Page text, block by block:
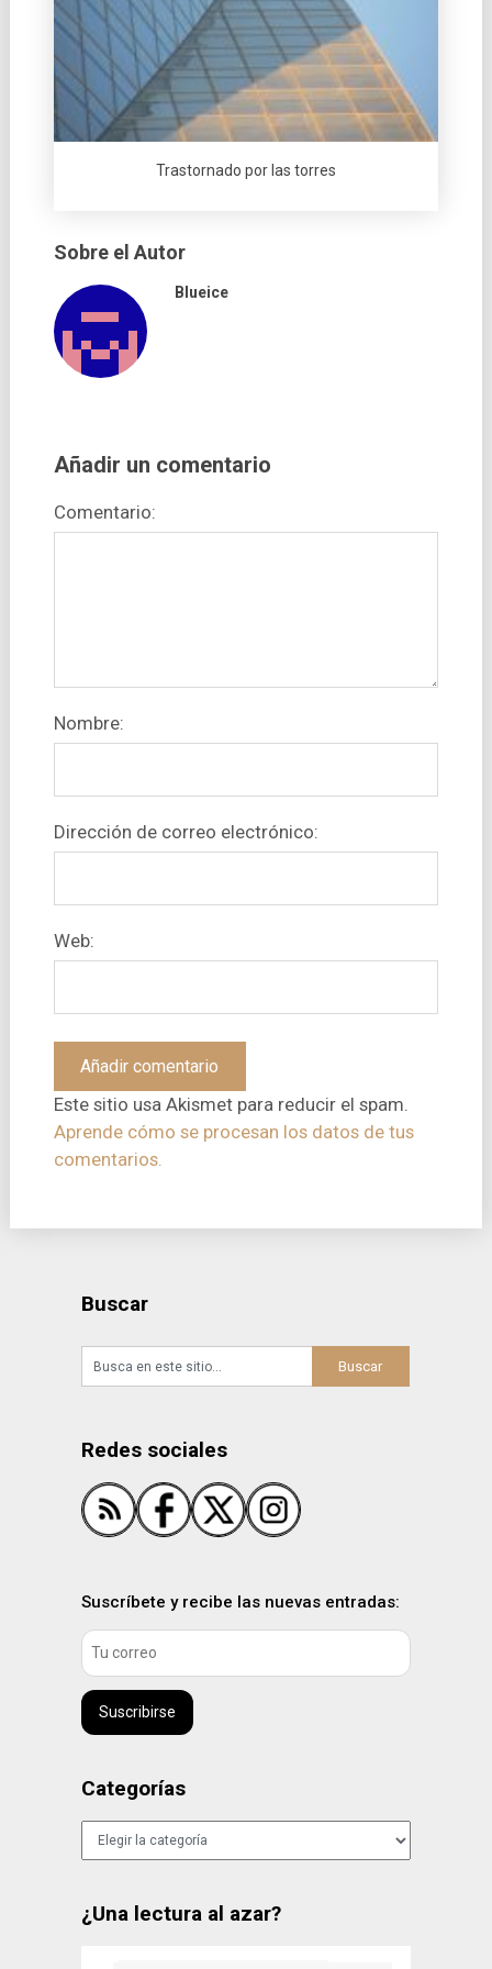
Trastornado por las torres
Sobre el Autor
Blueice
Añadir un comentario
Comentario:
Nombre:
Dirección de correo electrónico:
Web:
Este sitio usa Akismet para reducir el spam.
Aprende cómo se procesan los datos de tus
comentarios.
Buscar
Redes sociales
Suscríbete y recibe las nuevas entradas:
Suscribirse
Categorías
Categorías
¿Una lectura al azar?